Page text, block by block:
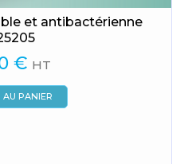
et antibactérienne
€ HT
AU PANIER